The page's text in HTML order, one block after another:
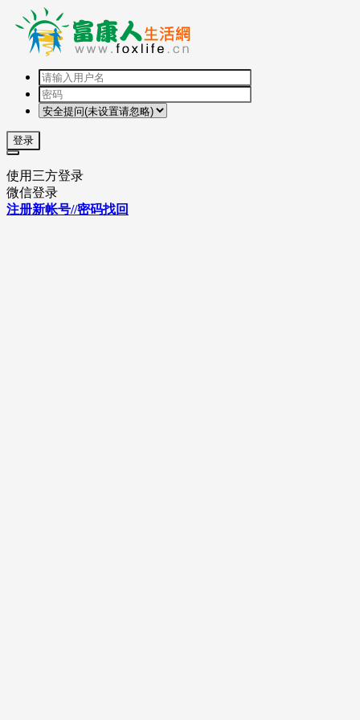
登录
使用三方登录
微信登录
注册新帐号//密码找回